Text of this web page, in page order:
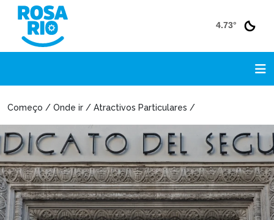
4.73°
Começo / Onde ir / Atractivos Particulares /